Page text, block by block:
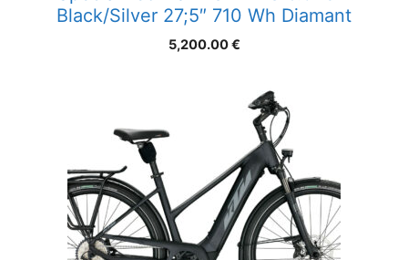
Black/Silver 27;5″ 710 Wh Diamant
5,200.00€